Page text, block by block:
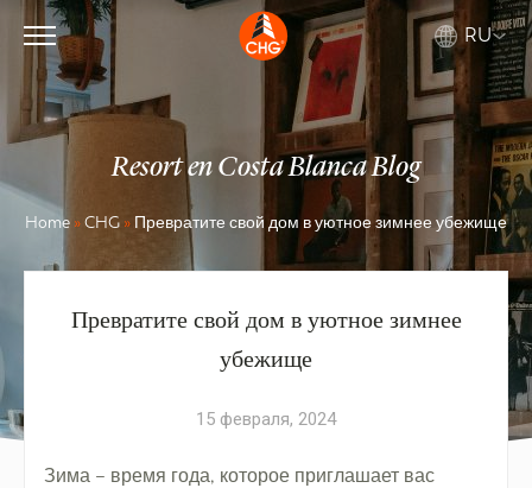
RU
Resort en Costa Blanca Blog
Home »CHG » Превратите свой дом в уютное зимнее убежище
Превратите свой дом в уютное зимнее
убежище
15 февраля, 2024
Зима – время года, которое приглашает вас